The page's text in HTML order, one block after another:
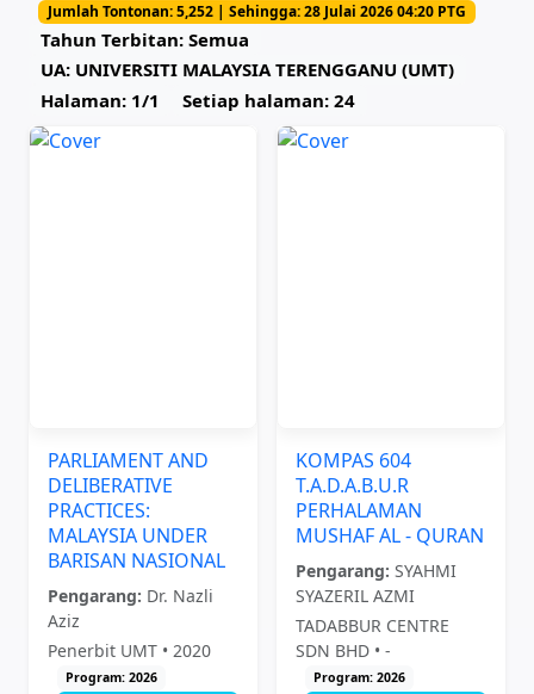
Jumlah Tontonan: 5,252 | Sehingga: 28 Julai 2026 04:20 PTG
Tahun Terbitan: Semua
UA: UNIVERSITI MALAYSIA TERENGGANU (UMT)
Halaman: 1/1
Setiap halaman: 24
PARLIAMENT AND
DELIBERATIVE
PRACTICES:
MALAYSIA UNDER
BARISAN NASIONAL
Pengarang: Dr. Nazli
Aziz
Penerbit UMT • 2020
Program: 2026
KOMPAS 604
T.A.D.A.B.U.R
PERHALAMAN
MUSHAF AL - QURAN
Pengarang: SYAHMI
SYAZERIL AZMI
TADABBUR CENTRE
SDN BHD • -
Program: 2026